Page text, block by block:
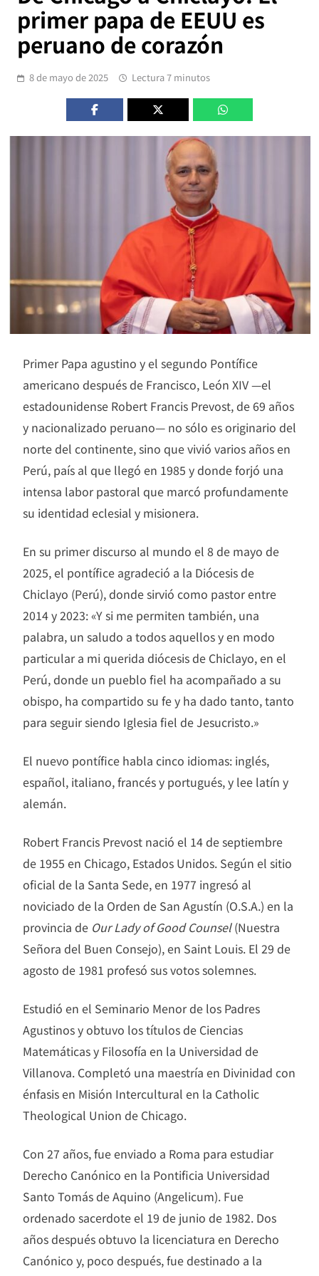
primer papa de EEUU es
peruano de corazón
8 de mayo de 2025 Lectura 7 minutos
Primer Papa agustino y el segundo Pontífice
americano después de Francisco, León XIV —el
estadounidense Robert Francis Prevost, de 69 años
y nacionalizado peruano— no sólo es originario del
norte del continente, sino que vivió varios años en
Perú, país al que llegó en 1985 y donde forjó una
intensa labor pastoral que marcó profundamente
su identidad eclesial y misionera.
En su primer discurso al mundo el 8 de mayo de
2025, el pontífice agradeció a la Diócesis de
Chiclayo (Perú), donde sirvió como pastor entre
2014 y 2023: «Y si me permiten también, una
palabra, un saludo a todos aquellos y en modo
particular a mi querida diócesis de Chiclayo, en el
Perú, donde un pueblo fiel ha acompañado a su
obispo, ha compartido su fe y ha dado tanto, tanto
para seguir siendo Iglesia fiel de Jesucristo.»
El nuevo pontífice habla cinco idiomas: inglés,
español, italiano, francés y portugués, y lee latín y
alemán.
Robert Francis Prevost nació el 14 de septiembre
de 1955 en Chicago, Estados Unidos. Según el sitio
oficial de la Santa Sede, en 1977 ingresó al
noviciado de la Orden de San Agustín (O.S.A.) en la
provincia de Our Lady of Good Counsel(Nuestra
Señora del Buen Consejo), en Saint Louis. El 29 de
agosto de 1981 profesó sus votos solemnes.
Estudió en el Seminario Menor de los Padres
Agustinos y obtuvo los títulos de Ciencias
Matemáticas y Filosofía en la Universidad de
Villanova. Completó una maestría en Divinidad con
énfasis en Misión Intercultural en la Catholic
Theological Union de Chicago.
Con 27 años, fue enviado a Roma para estudiar
Derecho Canónico en la Pontificia Universidad
Santo Tomás de Aquino (Angelicum). Fue
ordenado sacerdote el 19 de junio de 1982. Dos
años después obtuvo la licenciatura en Derecho
Canónico y, poco después, fue destinado a la